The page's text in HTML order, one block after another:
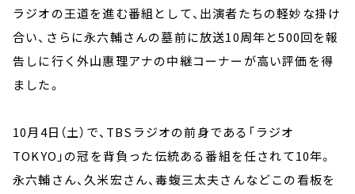
ラジオの王道を進む番組として、出演者たちの軽妙な掛け
合い、さらに永六輔さんの墓前に放送10周年と500回を報
告しに行く外山惠理アナの中継コーナーが高い評価を得
ました。
10月4日（土）で、TBSラジオの前身である「ラジオ
TOKYO」の冠を背負った伝統ある番組を任されて10年。
永六輔さん、久米宏さん、毒蝮三太夫さんなどこの看板を